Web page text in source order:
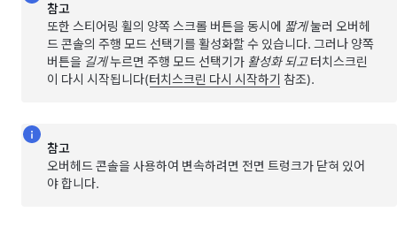
참고
또한스티어링 휠의 양쪽 스크롤 버튼을 동시에 짧게눌러 오버헤
드 콘솔의 주행 모드 선택기를 활성화할 수 있습니다. 그러나 양쪽
버튼을 길게누르면 주행 모드 선택기가 활성화 되고터치스크린
이 다시 시작됩니다(터치스크린 다시 시작하기 참조).
참고
오버헤드 콘솔을 사용하여 변속하려면 전면 트렁크가 닫혀 있어
야 합니다.